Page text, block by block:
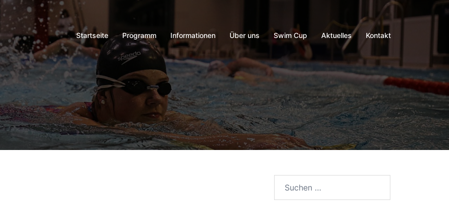
Startseite Programm Informationen Über uns Swim Cup Aktuelles Kontakt